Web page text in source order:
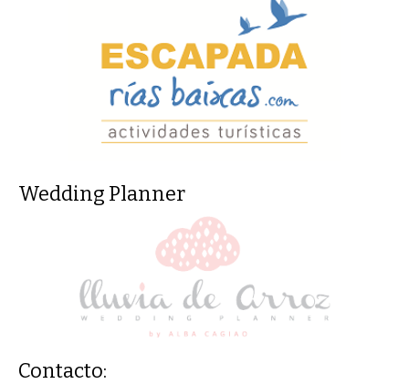
Wedding Planner
Contacto: